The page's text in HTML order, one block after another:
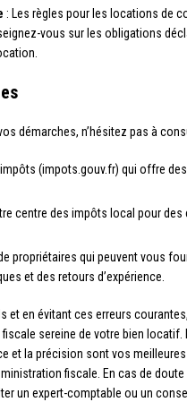
: Les règles pour les locations de
vous sur les obligations
démarches, n’hésitez pas à
(impots.gouv.fr) qui offre
centre des impôts local pour des
propriétaires qui peuvent vous
et des retours d’expérience.
et en évitant ces erreurs
sereine de votre bien locatif.
et la précision sont vos
fiscale. En cas de
un expert-comptable ou un